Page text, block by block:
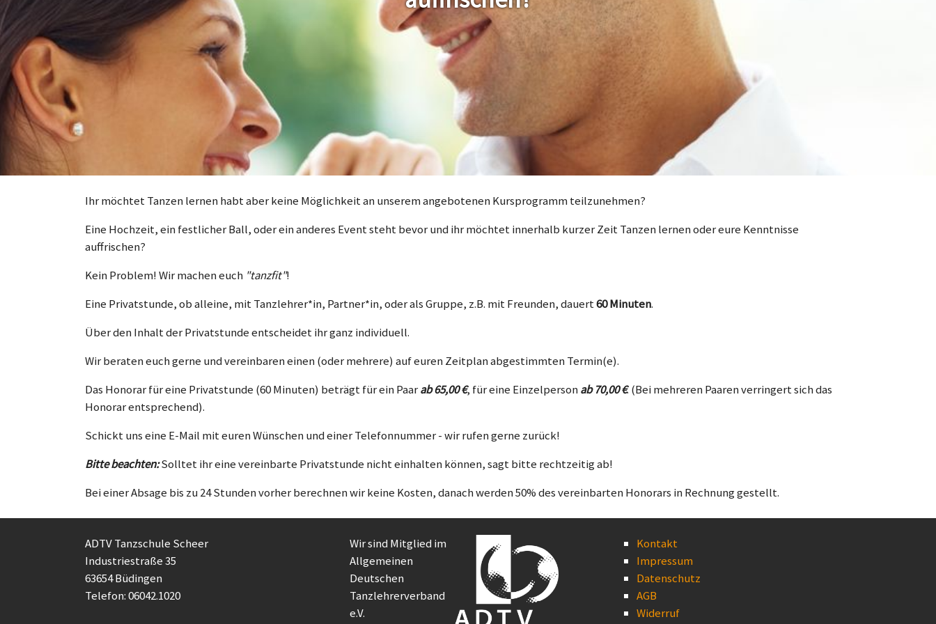
Ihr möchtet Tanzen lernen habt aber keine Möglichkeit an unserem angebotenen Kursprogramm teilzunehmen?
Eine Hochzeit, ein festlicher Ball, oder ein anderes Event steht bevor und ihr möchtet innerhalb kurzer Zeit Tanzen lernen oder eure Kenntnisse
auffrischen?
Kein Problem! Wir machen euch "tanzfit"!
Eine Privatstunde, ob alleine, mit Tanzlehrer*in, Partner*in, oder als Gruppe, z.B. mit Freunden, dauert60 Minuten.
Über den Inhalt der Privatstunde entscheidet ihr ganz individuell.
Wir beraten euch gerne und vereinbaren einen (oder mehrere) auf euren Zeitplan abgestimmten Termin(e).
Das Honorar für eine Privatstunde (60 Minuten) beträgt für ein Paarab 65,00 €, für eine Einzelpersonab 70,00 €. (Bei mehreren Paaren verringert sich das
Honorar entsprechend).
Schickt uns eine E-Mail mit euren Wünschen und einer Telefonnummer - wir rufen gerne zurück!
Bitte beachten:Solltet ihr eine vereinbarte Privatstunde nicht einhalten können, sagt bitte rechtzeitig ab!
Bei einer Absage bis zu 24 Stunden vorher berechnen wir keine Kosten, danach werden 50% des vereinbarten Honorars in Rechnung gestellt.
ADTV Tanzschule Scheer
Industriestraße 35
63654 Büdingen
Telefon: 06042.1020
Wir sind Mitglied im
Allgemeinen
Deutschen
Tanzlehrerverband
e.V.
Kontakt
Impressum
Datenschutz
AGB
Widerruf